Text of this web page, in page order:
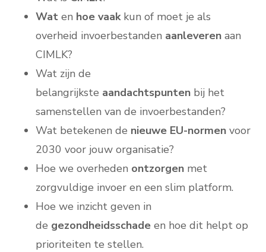
Wat en hoe vaakkun of moet je als
overheid invoerbestanden aanleveren aan
CIMLK?
Wat zijn de
belangrijkste aandachtspunten bij het
samenstellen van de invoerbestanden?
Wat betekenen de nieuwe EU-normen voor
2030 voor jouw organisatie?
Hoe we overheden ontzorgen met
zorgvuldige invoer en een slim platform.
Hoe we inzicht geven in
de gezondheidsschade en hoe dit helpt op
prioriteiten te stellen.